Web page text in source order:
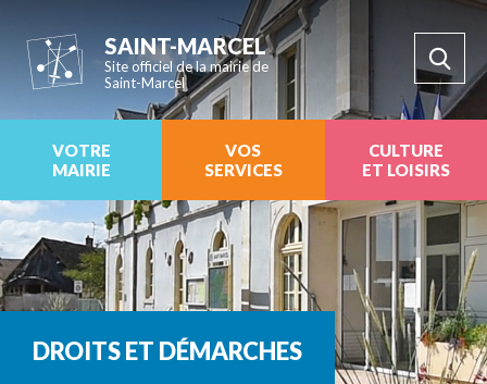
SAINT-MARCEL
Site officiel de la mairie de
Saint-Marcel
VOTRE
MAIRIE
VOS
SERVICES
CULTURE
ET LOISIRS
DROITS ET DÉMARCHES